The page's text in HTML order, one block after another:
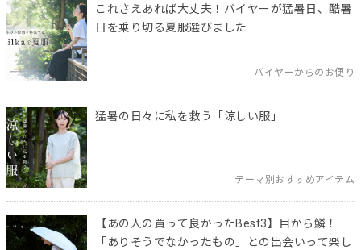
これさえあれば大丈夫！バイヤーが猛暑日、酷暑
日を乗り切る夏服選びました
バイヤーからのお便り
猛暑の日々に私を救う「涼しい服」
テーマ別おすすめアイテム
【あの人の買って良かったBest3】目から鱗！
「ありそうでなかったもの」との出会いって楽し